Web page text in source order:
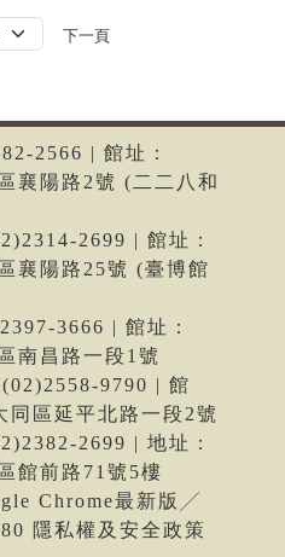
下一頁
2566 | 館址：
襄陽路2號 (二二八和
2699 | 館址：
襄陽路25號 (臺博館
3666 | 館址：
南昌路一段1號
9790 | 館
同區延平北路一段2號
2699 | 地址：
館前路71號5樓
Chrome最新版╱
隱私權及安全政策